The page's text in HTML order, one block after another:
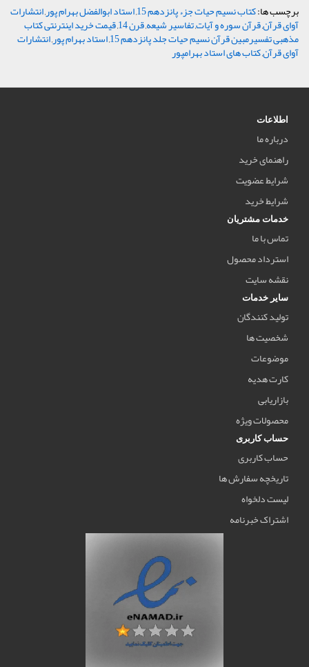
برچسب ها:کتاب نسیم حیات جزء پانزدهم 15 ,استاد ابوالفضل بهرام پور,انتشارات
آوای قرآن,قرآن سوره و آیات,تفاسیر شیعه,قرن 14 ,قیمت خرید اینترنتی کتاب
مذهبی تفسیرمبین قرآن نسیم حیات جلد پانزدهم 15 ,استاد بهرام پور,انتشارات
آوای قرآن,کتاب های استاد بهرامپور
اطلاعات
درباره ما
راهنمای خرید
شرایط عضویت
شرایط خرید
خدمات مشتریان
تماس با ما
استرداد محصول
نقشه سایت
سایر خدمات
تولید کنندگان
شخصیت ها
موضوعات
کارت هدیه
بازاریابی
محصولات ویژه
حساب کاربری
حساب کاربری
تاریخچه سفارش ها
لیست دلخواه
اشتراک خبرنامه